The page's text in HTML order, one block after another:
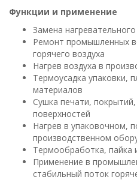
Функции и применение
Замена
Ремонт промышленных
горячего воздуха
Нагрев воздуха в
Термоусадка упаковки,
материалов
Сушка печати,
поверхностей
Нагрев в упаковочном,
производственном
Термообработка, пайка
Применение в
стабильный поток